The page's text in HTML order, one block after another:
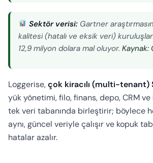
Sektör verisi: Gartner
kalitesi (hatalı ve eksik veri)
12,9 milyon dolara mal oluyor. Kaynak:
Loggerise,çok kiracılı (multi-tenant)
yük yönetimi, filo, finans, depo, CRM ve
tek veri tabanında birleştirir; böylece
aynı, güncel veriyle çalışır ve kopuk
hatalar azalır.